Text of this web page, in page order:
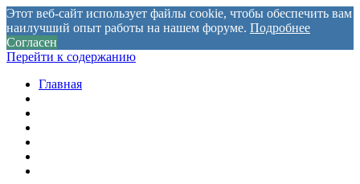
Этот веб-сайт использует файлы cookie, чтобы обеспечить вам
наилучший опыт работы на нашем форуме. Подробнее
Согласен
Перейти к содержанию
Главная